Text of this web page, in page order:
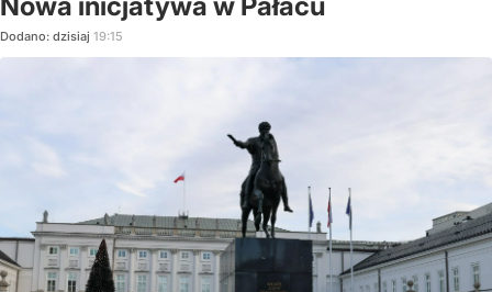
Nowa inicjatywa w Pałacu
Dodano: dzisiaj 19:15